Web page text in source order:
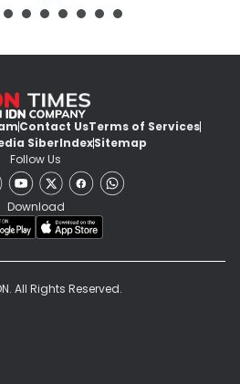
Contact UsTerms of Services
SiberIndexSitemap
Follow Us
Download
All Rights Reserved.